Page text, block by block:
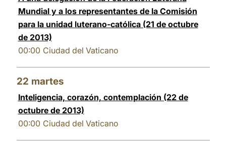
Mundial y a los representantes de la Comisión
para la unidad luterano-católica (21 de octubre
de 2013)
00:00 Ciudad del Vaticano
22 martes
Inteligencia, corazón, contemplación (22 de
octubre de 2013)
00:00 Ciudad del Vaticano